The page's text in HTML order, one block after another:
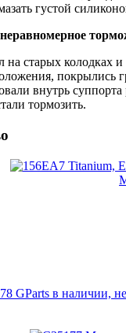
густой
старых колодках
внутрь
тормозить.